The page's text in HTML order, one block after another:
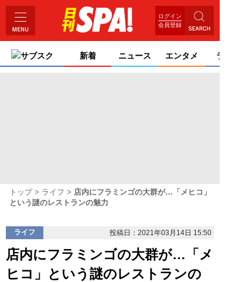
ログイン
会員登録
サブスク 新着 ニュース エンタメ ライ
トップ ライフ
店内にフラミンゴの大群が…「メヒコ」
という謎のレストランの魅力
ライフ 投稿日：2021年03月14日 15:50
店内にフラミンゴの大群が…「メ
ヒコ」という謎のレストランの